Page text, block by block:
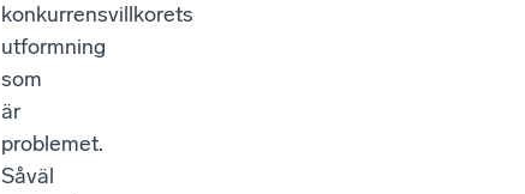
konkurrensvillkorets
utformning
som
är
problemet.
Såväl